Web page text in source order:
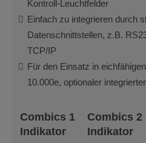
Kontroll-Leuchtfelder
Einfach zu integrieren durch
Datenschnittstellen, z.B.
TCP/IP
Für den Einsatz in
10.000e, optionaler
Combics 1
Indikator
Combics 2
Indikator